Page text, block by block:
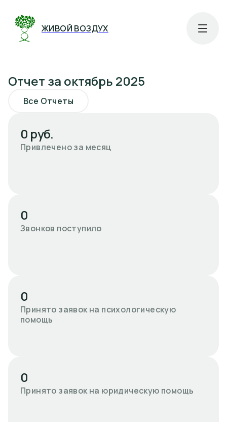
ЖИВОЙ ВОЗДУХ
Отчет за октябрь 2025
Все Отчеты
0 руб.
Привлечено за месяц
0
Звонков поступило
0
Принято заявок на психологическую
помощь
0
Принято заявок на юридическую помощь